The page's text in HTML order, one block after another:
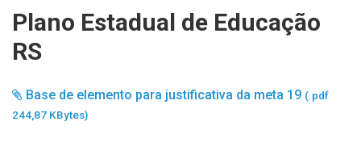
para
busca
Plano Estadual de Educação
RS
Base de elemento para justificativa da meta 19 (.pdf
244,87 KBytes)